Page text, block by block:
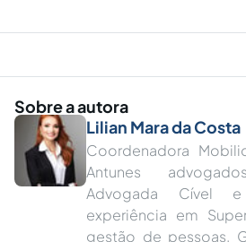
Sobre a autora
Lilian Mara da Costa
Coordenadora
Antunes
Advogada Cível
experiência em
gestão de pessoas.